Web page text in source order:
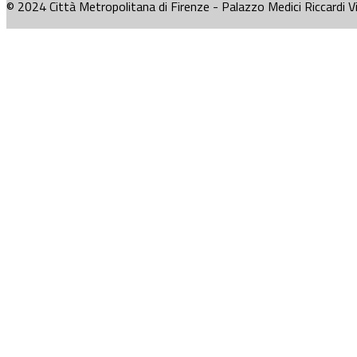
© 2024 Città Metropolitana di Firenze - Palazzo Medici Riccardi